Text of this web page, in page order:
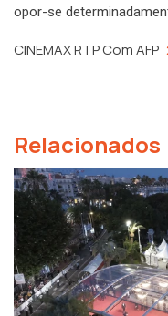
opor-se
CINEMAX RTP Com AFP
Relacionados